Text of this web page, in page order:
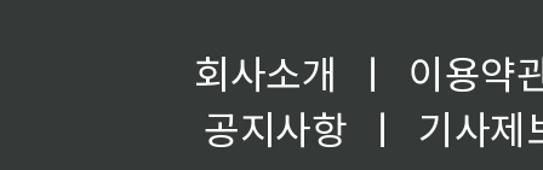
회사소개 ㅣ
이용약
공지사항
ㅣ
기사제